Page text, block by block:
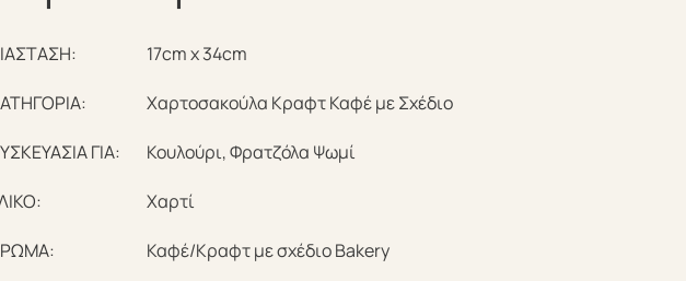
17cm x 34cm
Χαρτοσακούλα Κραφτ Καφέ με Σχέδιο
ΓΙΑ: Κουλούρι, Φρατζόλα Ψωμί
Χαρτί
Καφέ/Κραφτ με σχέδιο Bakery